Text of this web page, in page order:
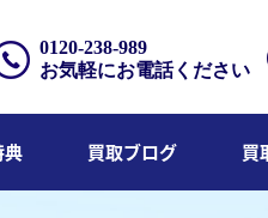
0120-238-989
お気軽にお電話ください
典 買取ブログ 買